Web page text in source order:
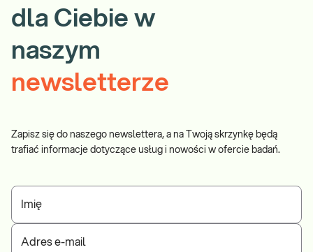
dla Ciebie w
naszym
newsletterze
Zapisz się do naszego newslettera, a na Twoją skrzynkę będą
trafiać informacje dotyczące usług i nowości w ofercie badań.
Imię
Adres e-mail